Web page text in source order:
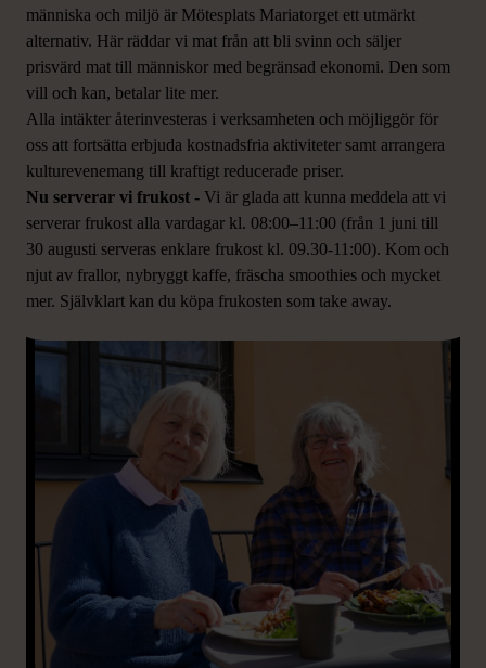
människa och miljö är Mötesplats Mariatorget ett utmärkt
alternativ. Här räddar vi mat från att bli svinn och säljer
prisvärd mat till människor med begränsad ekonomi. Den som
vill och kan, betalar lite mer.
Alla intäkter återinvesteras i verksamheten och möjliggör för
oss att fortsätta erbjuda kostnadsfria aktiviteter samt arrangera
kulturevenemang till kraftigt reducerade priser.
Nu serverar vi frukost - Vi är glada att kunna meddela att vi
serverar frukost alla vardagar kl. 08:00–11:00 (från 1 juni till
30 augusti serveras enklare frukost kl. 09.30-11:00). Kom och
njut av frallor, nybryggt kaffe, fräscha smoothies och mycket
mer. Självklart kan du köpa frukosten som take away.